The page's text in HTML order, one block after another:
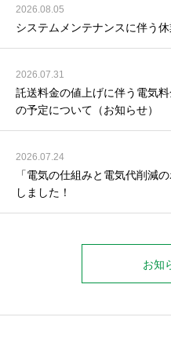
2026.08.05
システムメンテナンスに伴う
2026.07.31
託送料金の値上げに伴う電気料
の予定について（お知らせ）
2026.07.24
「電気の仕組みと電気代削減
しました！
お知